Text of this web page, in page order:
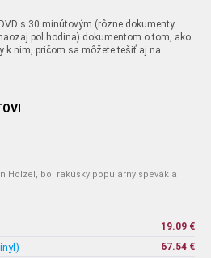
s 30 minútovým (rôzne dokumenty
pol hodina) dokumentom o tom, ako
k nim, pričom sa môžete tešiť aj na
Hölzel, bol rakúsky populárny spevák a
19.09 €
67.54 €